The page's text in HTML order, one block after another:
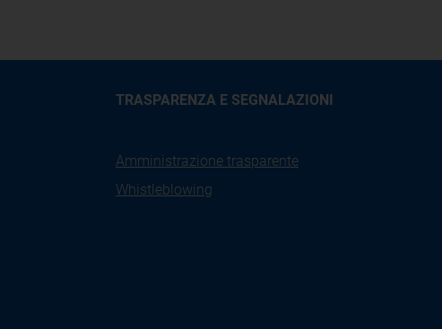
TRASPARENZA E SEGNALAZIONI
Amministrazione trasparente
Whistleblowing